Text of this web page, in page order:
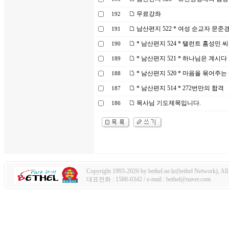
192 무료강좌
191 남산편지 522 * 여성 순교자 문준
190 * 남산편지 524 * 탤런트 홈성민
189 * 남산편지 521 * 하나님은 계시다
188 * 남산편지 520 * 마음을 묶어주는
187 * 남산편지 514 * 272번만의 합격
186 목사님 기도제목입니다.
Copyright 1993-2026 by bethel.ne.kr(bethel Network), All
대표전화 : 1588-0342 / e-mail : bethel@naver.com